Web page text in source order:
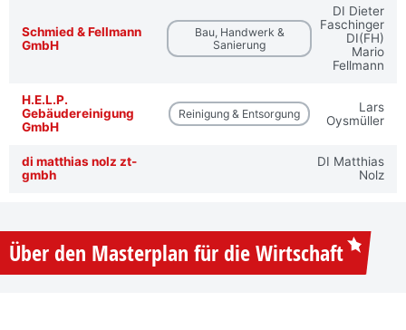
Schmied & Fellmann
GmbH
Bau, Handwerk &
Sanierung
DI Dieter
Faschinger
DI(FH)
Mario
Fellmann
H.E.L.P.
Gebäudereinigung
GmbH
Reinigung & Entsorgung
Lars
Oysmüller
di matthias nolz zt-
gmbh
DI Matthias
Nolz
Über den Masterplan für die Wirtschaft